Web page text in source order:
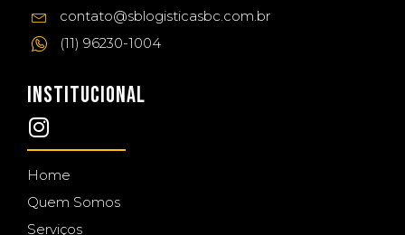
contato@sblogisticasbc.com.br
(11) 96230-1004
INSTITUCIONAL
Home
Quem Somos
Serviços